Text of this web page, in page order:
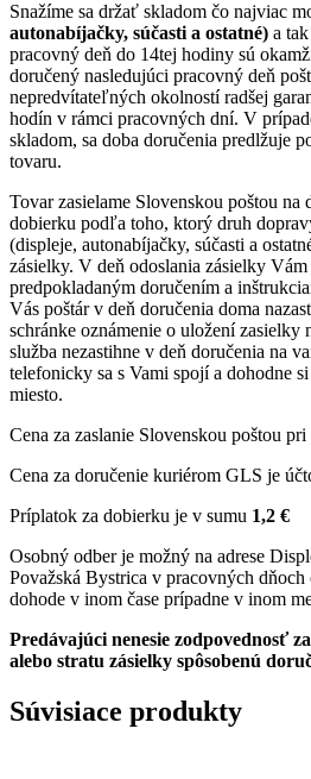
Snažíme sa držať skladom čo najviac
autonabíjačky, súčasti a ostatné) a
pracovný deň do 14tej hodiny sú
doručený nasledujúci pracovný deň
nepredvítateľných okolností radšej
hodín v rámci pracovných dní. V
skladom, sa doba doručenia predlžuje
tovaru.
Tovar zasielame Slovenskou poštou
dobierku podľa toho, ktorý druh
(displeje, autonabíjačky, súčasti a
zásielky. V deň odoslania zásielky
predpokladaným doručením a
Vás poštár v deň doručenia doma
schránke oznámenie o uložení zasielky
služba nezastihne v deň doručenia na
telefonicky sa s Vami spojí a dohodne
miesto.
Cena za zaslanie Slovenskou poštou
Cena za doručenie kuriérom GLS je
Príplatok za dobierku je v sumu 1,2 €
Osobný odber je možný na adrese
Považská Bystrica v pracovných
dohode v inom čase prípadne v inom
Predávajúci nenesie zodpovednosť
alebo stratu zásielky spôsobenú
Súvisiace produkty